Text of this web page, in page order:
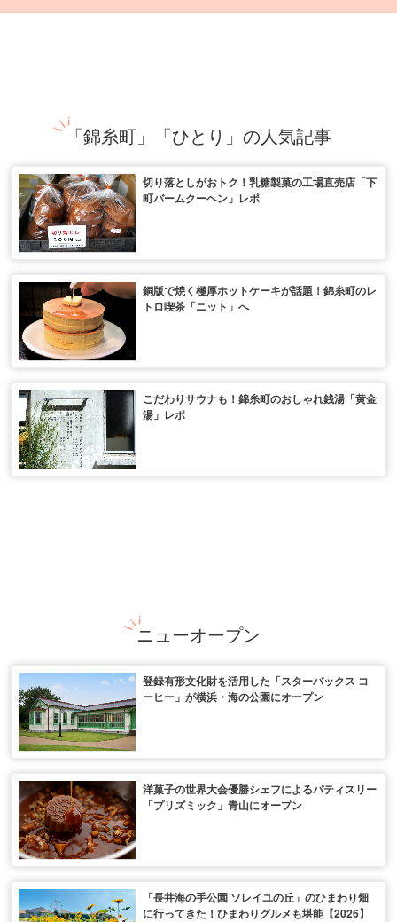
「錦糸町」「ひとり」の人気記事
切り落としがおトク！乳糖製菓の工場直売店「下
町バームクーヘン」レポ
銅版で焼く極厚ホットケーキが話題！錦糸町のレ
トロ喫茶「ニット」へ
こだわりサウナも！錦糸町のおしゃれ銭湯「黄金
湯」レポ
ニューオープン
登録有形文化財を活用した「スターバックス コ
ーヒー」が横浜・海の公園にオープン
洋菓子の世界大会優勝シェフによるパティスリー
「プリズミック」青山にオープン
「長井海の手公園 ソレイユの丘」のひまわり畑
に行ってきた！ひまわりグルメも堪能【2026】